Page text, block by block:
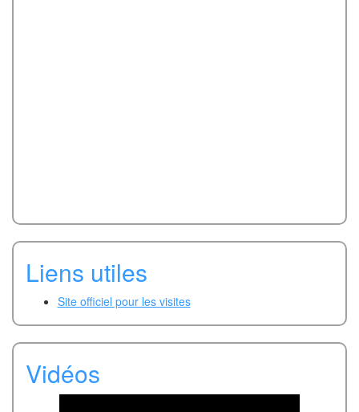
Liens utiles
Site officiel pour les visites
Vidéos